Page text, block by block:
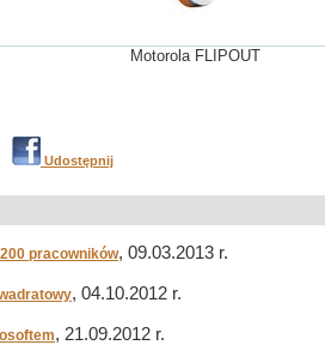
Motorola FLIPOUT
Udostępnij
pracowników, 09.03.2013 r.
, 04.10.2012 r.
, 21.09.2012 r.